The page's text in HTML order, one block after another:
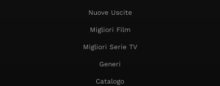
Nuove Uscite
Migliori Film
Migliori Serie TV
Generi
Catalogo